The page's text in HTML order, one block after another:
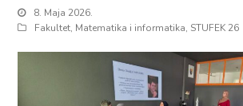
8. Maja 2026.
Fakultet, Matematika i informatika, STUFEK 26